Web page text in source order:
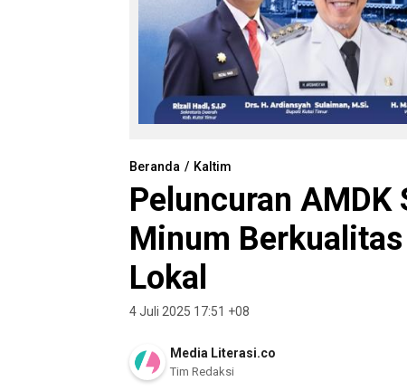
Beranda Kaltim
Peluncuran
Minum
Lokal
4 Juli 2025 17:51 +08
Media Literasi.co
Tim Redaksi